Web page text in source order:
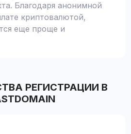
Благодаря анонимной
криптовалютой,
еще проще и
РЕГИСТРАЦИИ В